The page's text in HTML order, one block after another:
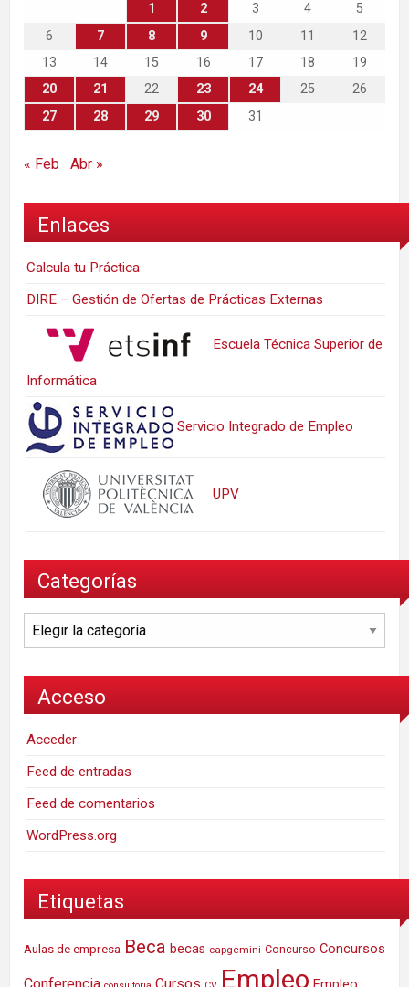
1
2 3 4
5
6
7 8 9 10 11
12
13
14 15 16 17 18
19
20
21 22 23 24 25
26
27
28 29 30 31
« Feb Abr »
Enlaces
Calcula tu Práctica
DIRE – Gestión de Ofertas de Prácticas Externas
Escuela Técnica Superior de
Informática
Servicio Integrado de Empleo
UPV
Categorías
Categorías
Acceso
Acceder
Feed de entradas
Feed de comentarios
WordPress.org
Etiquetas
Aulas de empresa Beca becas capgemini Concurso Concursos
Conferencia Cursos Empleo